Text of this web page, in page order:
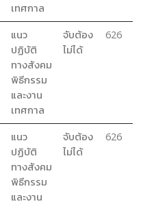
เทศกาล
แนว
ปฏิบัติ
ทางสังคม
พิธีกรรม
และงาน
เทศกาล
จับต้อง
ไม่ได้
626
แนว
ปฏิบัติ
ทางสังคม
พิธีกรรม
และงาน
จับต้อง
ไม่ได้
626